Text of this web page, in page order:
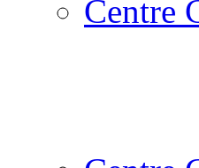
Centre